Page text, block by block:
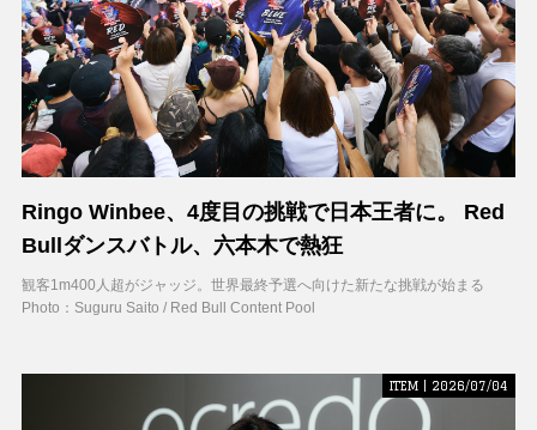
Ringo Winbee、4度目の挑戦で日本王者に。 Red
Bullダンスバトル、六本木で熱狂
観客1m400人超がジャッジ。世界最終予選へ向けた新たな挑戦が始まる
Photo：Suguru Saito / Red Bull Content Pool
ITEM | 2026/07/04